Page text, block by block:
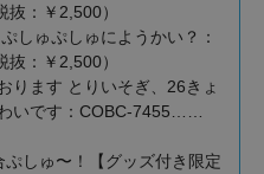
：￥2,500）
しゅぷしゅにようかい？：
：￥2,500）
ります とりいそぎ、26きょ
いです：COBC-7455……
ぷしゅ〜！【グッズ付き限定